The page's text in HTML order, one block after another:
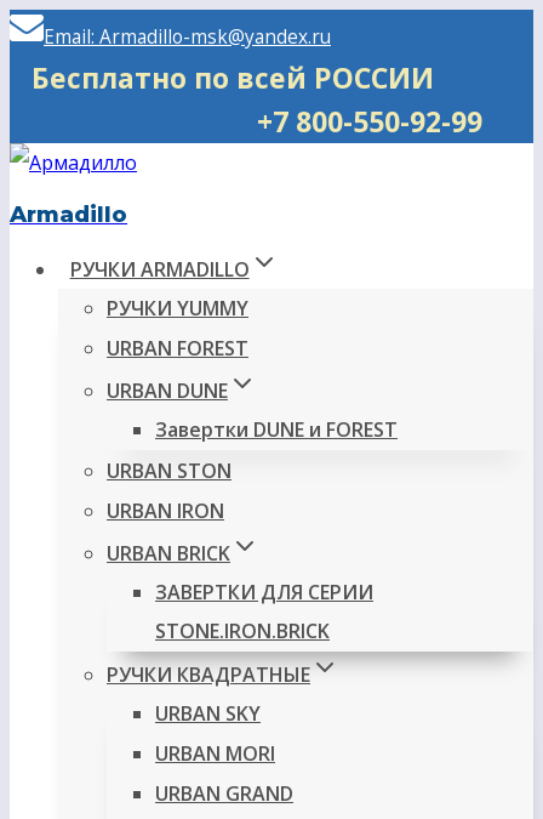
Перейти
Email: Armadillo-msk@yandex.ru
Бесплатно по всей РОССИИ
+7 800-550-92-99
Armadillo
РУЧКИ ARMADILLO
РУЧКИ YUMMY
URBAN FOREST
URBAN DUNE
Завертки DUNE и FOREST
URBAN STON
URBAN IRON
URBAN BRICK
ЗАВЕРТКИ ДЛЯ СЕРИИ
STONE.IRON.BRICK
РУЧКИ КВАДРАТНЫЕ
URBAN SKY
URBAN MORI
URBAN GRAND